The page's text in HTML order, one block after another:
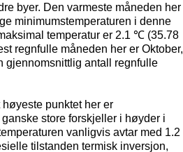
byer. Den varmeste måneden her
minimumstemperaturen i denne
temperatur er 2.1 ℃ (35.78
regnfulle måneden her er Oktober,
gjennomsnittlig antall regnfulle
punktet her er
store forskjeller i høyder i
vanligvis avtar med 1.2
tilstanden termisk inversjon,